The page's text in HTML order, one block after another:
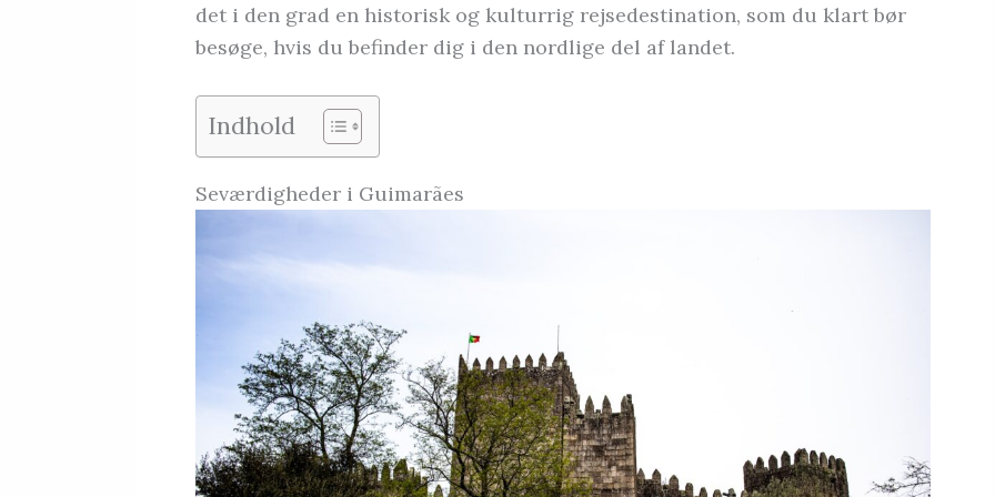
det i den grad en historisk og kulturrig rejsedestination, som du klart bør
besøge, hvis du befinder dig i den nordlige del af landet.
Indhold
Seværdigheder i Guimarães